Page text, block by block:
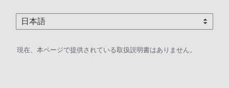
現在、本ページで提供されている取扱説明書はありません。